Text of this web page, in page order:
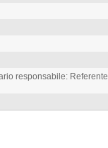
responsabile: Referente